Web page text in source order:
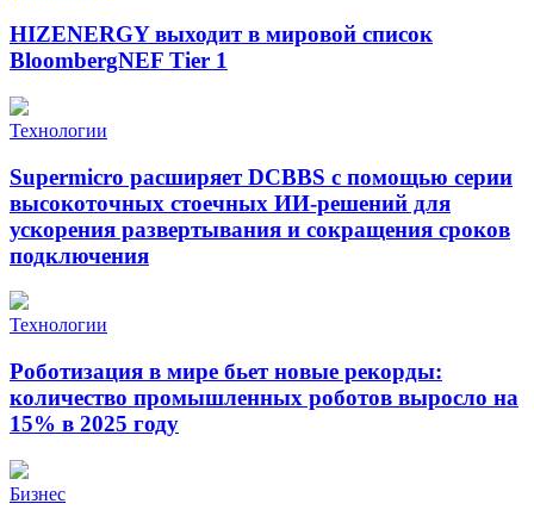
HIZENERGY выходит в мировой список
BloombergNEF Tier 1
Технологии
Supermicro расширяет DCBBS с помощью серии
высокоточных стоечных ИИ-решений для
ускорения развертывания и сокращения сроков
подключения
Технологии
Роботизация в мире бьет новые рекорды:
количество промышленных роботов выросло на
15% в 2025 году
Бизнес